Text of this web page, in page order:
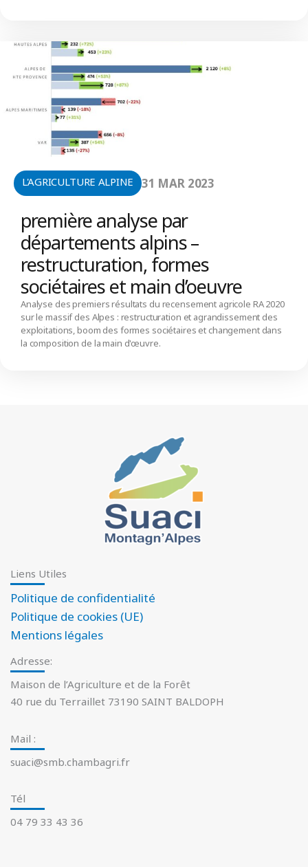
L'AGRICULTURE ALPINE 31 MAR 2023
première analyse par
départements alpins –
restructuration, formes
sociétaires et main d’oeuvre
Analyse des premiers résultats du recensement agricole RA 2020
sur le massif des Alpes : restructuration et agrandissement des
exploitations, boom des formes sociétaires et changement dans
la composition de la main d'œuvre.
Liens Utiles
Politique de confidentialité
Politique de cookies (UE)
Mentions légales
Adresse:
Maison de l’Agriculture et de la Forêt
40 rue du Terraillet 73190 SAINT BALDOPH
Mail :
suaci@smb.chambagri.fr
Tél
04 79 33 43 36